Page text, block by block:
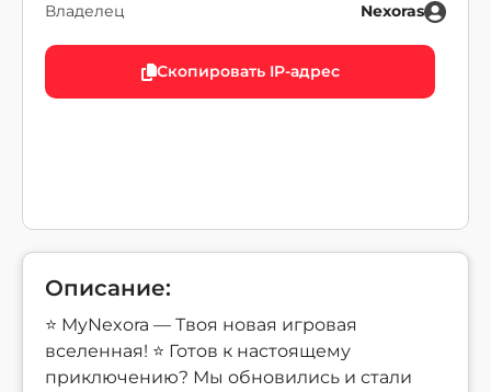
Владелец Nexoras
Скопировать IP-адрес
Описание:
⭐ MyNexora — Твоя новая игровая
вселенная! ⭐ Готов к настоящему
приключению? Мы обновились и стали